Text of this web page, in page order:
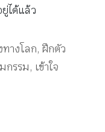
ได้แล้ว
างโลก,ฝึกตัว
กรรม, เข้าใจ